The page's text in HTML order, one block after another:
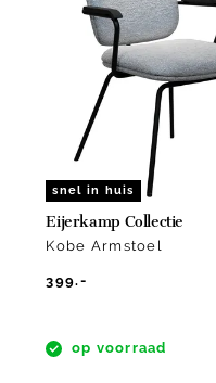
snel in huis
Eijerkamp Collectie
Kobe Armstoel
399.-
op voorraad